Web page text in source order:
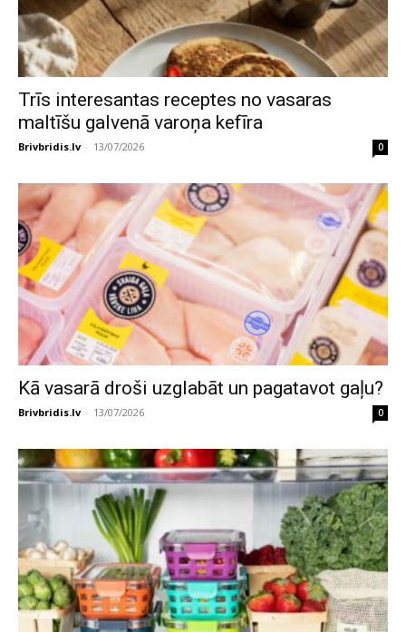
Trīs interesantas receptes no vasaras
maltīšu galvenā varoņa kefīra
Brivbridis.lv - 13/07/2026 0
Kā vasarā droši uzglabāt un pagatavot gaļu?
Brivbridis.lv - 13/07/2026 0